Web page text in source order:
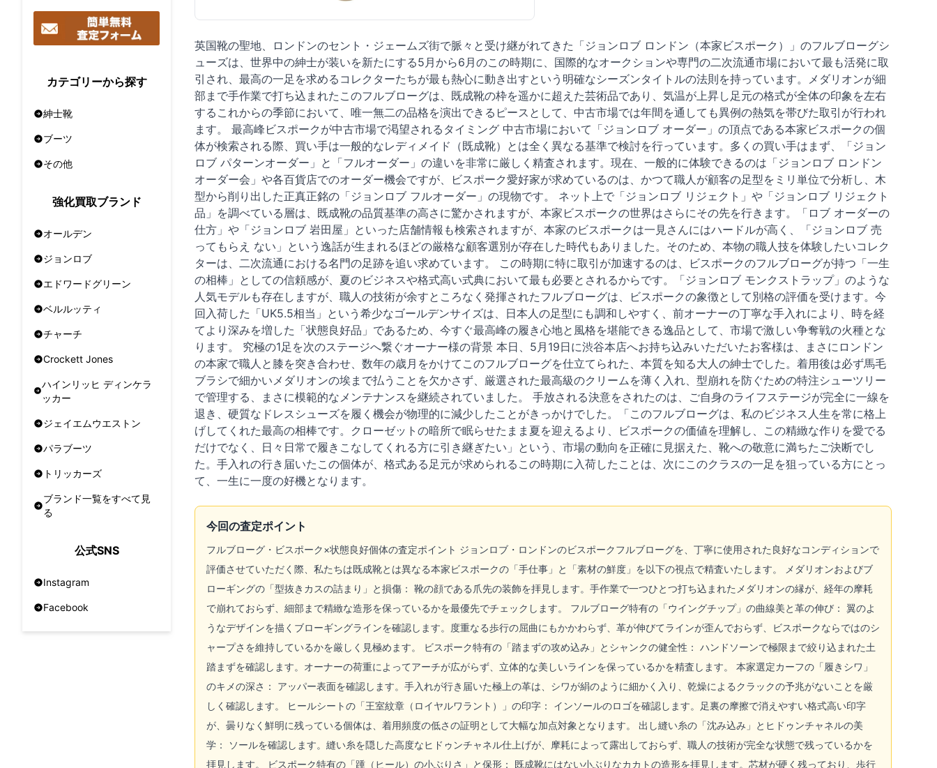
カテゴリーから探す
紳士靴
ブーツ
その他
強化買取ブランド
オールデン
ジョンロブ
エドワードグリーン
ベルルッティ
チャーチ
Crockett Jones
ハインリッヒ ディンケラ
ッカー
ジェイエムウエストン
パラブーツ
トリッカーズ
ブランド一覧をすべて見
る
公式SNS
Instagram
Facebook
英国靴の聖地、ロンドンのセント・ジェームズ街で脈々と受け継がれてきた「ジョンロブ ロンドン（本家ビスポーク）」のフルブローグシ
ューズは、世界中の紳士が装いを新たにする5月から6月のこの時期に、国際的なオークションや専門の二次流通市場において最も活発に取
引され、最高の一足を求めるコレクターたちが最も熱心に動き出すという明確なシーズンタイトルの法則を持っています。メダリオンが細
部まで手作業で打ち込まれたこのフルブローグは、既成靴の枠を遥かに超えた芸術品であり、気温が上昇し足元の格式が全体の印象を左右
するこれからの季節において、唯一無二の品格を演出できるピースとして、中古市場では年間を通しても異例の熱気を帯びた取引が行われ
ます。 最高峰ビスポークが中古市場で渇望されるタイミング 中古市場において「ジョンロブ オーダー」の頂点である本家ビスポークの個
体が検索される際、買い手は一般的なレディメイド（既成靴）とは全く異なる基準で検討を行っています。多くの買い手はまず、「ジョン
ロブ パターンオーダー」と「フルオーダー」の違いを非常に厳しく精査されます。現在、一般的に体験できるのは「ジョンロブ ロンドン
オーダー会」や各百貨店でのオーダー機会ですが、ビスポーク愛好家が求めているのは、かつて職人が顧客の足型をミリ単位で分析し、木
型から削り出した正真正銘の「ジョンロブ フルオーダー」の現物です。 ネット上で「ジョンロブ リジェクト」や「ジョンロブ リジェクト
品」を調べている層は、既成靴の品質基準の高さに驚かされますが、本家ビスポークの世界はさらにその先を行きます。「ロブ オーダーの
仕方」や「ジョンロブ 岩田屋」といった店舗情報も検索されますが、本家のビスポークは一見さんにはハードルが高く、「ジョンロブ 売
ってもらえ ない」という逸話が生まれるほどの厳格な顧客選別が存在した時代もありました。そのため、本物の職人技を体験したいコレク
ターは、二次流通における名門の足跡を追い求めています。 この時期に特に取引が加速するのは、ビスポークのフルブローグが持つ「一生
の相棒」としての信頼感が、夏のビジネスや格式高い式典において最も必要とされるからです。「ジョンロブ モンクストラップ」のような
人気モデルも存在しますが、職人の技術が余すところなく発揮されたフルブローグは、ビスポークの象徴として別格の評価を受けます。今
回入荷した「UK5.5相当」という希少なゴールデンサイズは、日本人の足型にも調和しやすく、前オーナーの丁寧な手入れにより、時を経
てより深みを増した「状態良好品」であるため、今すぐ最高峰の履き心地と風格を堪能できる逸品として、市場で激しい争奪戦の火種とな
ります。 究極の1足を次のステージへ繋ぐオーナー様の背景 本日、5月19日に渋谷本店へお持ち込みいただいたお客様は、まさにロンドン
の本家で職人と膝を突き合わせ、数年の歳月をかけてこのフルブローグを仕立てられた、本質を知る大人の紳士でした。着用後は必ず馬毛
ブラシで細かいメダリオンの埃まで払うことを欠かさず、厳選された最高級のクリームを薄く入れ、型崩れを防ぐための特注シューツリー
で管理する、まさに模範的なメンテナンスを継続されていました。 手放される決意をされたのは、ご自身のライフステージが完全に一線を
退き、硬質なドレスシューズを履く機会が物理的に減少したことがきっかけでした。「このフルブローグは、私のビジネス人生を常に格上
げしてくれた最高の相棒です。クローゼットの暗所で眠らせたまま夏を迎えるより、ビスポークの価値を理解し、この精緻な作りを愛でる
だけでなく、日々日常で履きこなしてくれる方に引き継ぎたい」という、市場の動向を正確に見据えた、靴への敬意に満ちたご決断でし
た。手入れの行き届いたこの個体が、格式ある足元が求められるこの時期に入荷したことは、次にこのクラスの一足を狙っている方にとっ
て、一生に一度の好機となります。
今回の査定ポイント
フルブローグ・ビスポーク×状態良好個体の査定ポイント ジョンロブ・ロンドンのビスポークフルブローグを、丁寧に使用された良好なコンディションで
評価させていただく際、私たちは既成靴とは異なる本家ビスポークの「手仕事」と「素材の鮮度」を以下の視点で精査いたします。 メダリオンおよびブ
ローギングの「型抜きカスの詰まり」と損傷： 靴の顔である爪先の装飾を拝見します。手作業で一つひとつ打ち込まれたメダリオンの縁が、経年の摩耗
で崩れておらず、細部まで精緻な造形を保っているかを最優先でチェックします。 フルブローグ特有の「ウイングチップ」の曲線美と革の伸び： 翼のよ
うなデザインを描くブローギングラインを確認します。度重なる歩行の屈曲にもかかわらず、革が伸びてラインが歪んでおらず、ビスポークならではのシ
ャープさを維持しているかを厳しく見極めます。 ビスポーク特有の「踏まずの攻め込み」とシャンクの健全性： ハンドソーンで極限まで絞り込まれた土
踏まずを確認します。オーナーの荷重によってアーチが広がらず、立体的な美しいラインを保っているかを精査します。 本家選定カーフの「履きシワ」
のキメの深さ： アッパー表面を確認します。手入れが行き届いた極上の革は、シワが絹のように細かく入り、乾燥によるクラックの予兆がないことを厳
しく確認します。 ヒールシートの「王室紋章（ロイヤルワラント）」の印字： インソールのロゴを確認します。足裏の摩擦で消えやすい格式高い印字
が、曇りなく鮮明に残っている個体は、着用頻度の低さの証明として大幅な加点対象となります。 出し縫い糸の「沈み込み」とヒドゥンチャネルの美
学： ソールを確認します。縫い糸を隠した高度なヒドゥンチャネル仕上げが、摩耗によって露出しておらず、職人の技術が完全な状態で残っているかを
拝見します。 ビスポーク特有の「踵（ヒール）の小ぶりさ」と保形： 既成靴にはない小ぶりなカカトの造形を拝見します。芯材が硬く残っており、歩行